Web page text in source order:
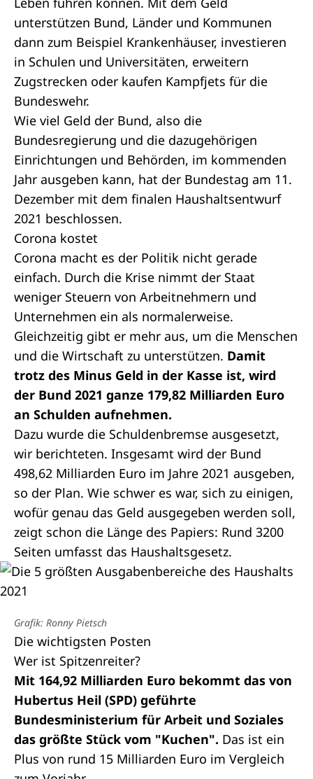
unterstützen Bund, Länder und Kommunen
dann zum Beispiel Krankenhäuser, investieren
in Schulen und Universitäten, erweitern
Zugstrecken oder kaufen Kampfjets für die
Bundeswehr.
Wie viel Geld der Bund, also die
Bundesregierung und die dazugehörigen
Einrichtungen und Behörden, im kommenden
Jahr ausgeben kann, hat der Bundestag am 11.
Dezember mit dem finalen Haushaltsentwurf
2021 beschlossen.
Corona kostet
Corona macht es der Politik nicht gerade
einfach. Durch die Krise nimmt der Staat
weniger Steuern von Arbeitnehmern und
Unternehmen ein als normalerweise.
Gleichzeitig gibt er mehr aus, um die Menschen
und die Wirtschaft zu unterstützen. Damit
trotz des Minus Geld in der Kasse ist, wird
der Bund 2021 ganze 179,82 Milliarden Euro
an Schulden aufnehmen.
Dazu wurde die Schuldenbremse ausgesetzt,
wir berichteten. Insgesamt wird der Bund
498,62 Milliarden Euro im Jahre 2021 ausgeben,
so der Plan. Wie schwer es war, sich zu einigen,
wofür genau das Geld ausgegeben werden soll,
zeigt schon die Länge des Papiers: Rund 3200
Seiten umfasst das Haushaltsgesetz.
Grafik: Ronny Pietsch
Die wichtigsten Posten
Wer ist Spitzenreiter?
Mit 164,92 Milliarden Euro bekommt das von
Hubertus Heil (SPD) geführte
Bundesministerium für Arbeit und Soziales
das größte Stück vom "Kuchen". Das ist ein
Plus von rund 15 Milliarden Euro im Vergleich